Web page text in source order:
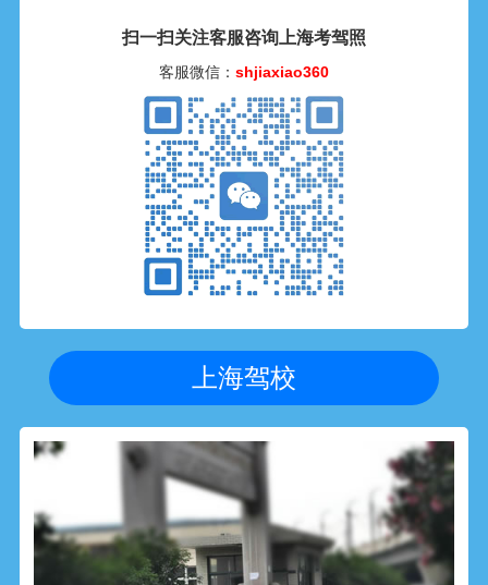
扫一扫关注客服咨询上海考驾照
客服微信： shjiaxiao360
上海驾校